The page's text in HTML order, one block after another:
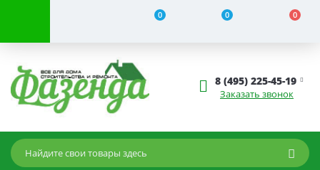
0 0 0
8 (495) 225-45-19
Заказать звонок